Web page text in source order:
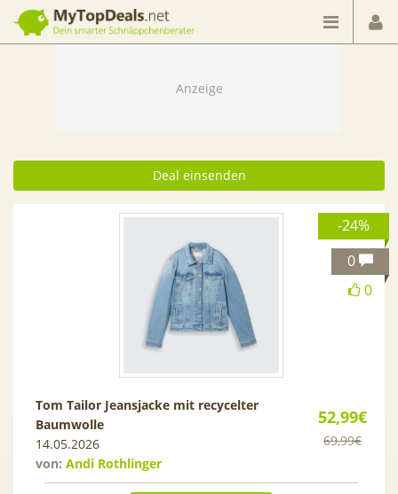
Dein smarter Schnäppchenberater
Deal einsenden
-24%
0
0
52,99€
69,99€
Tom Tailor Jeansjacke mit recycelter
Baumwolle
14.05.2026
von: Andi Rothlinger